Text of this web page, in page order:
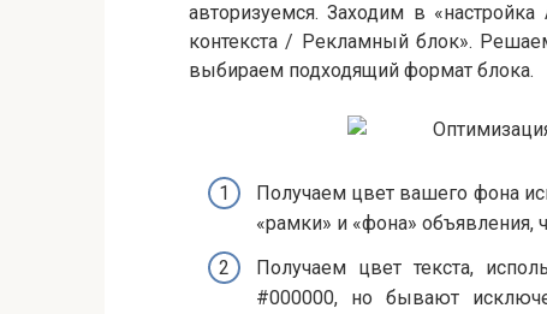
авторизуемся. Заходим в
контекста / Рекламный блок».
выбираем подходящий формат блока.
Получаем цвет вашего фона
«рамки» и «фона» объявления,
Получаем цвет текста,
#000000, но бывают